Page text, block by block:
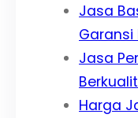
Jasa
Garansi
Jasa
Harga